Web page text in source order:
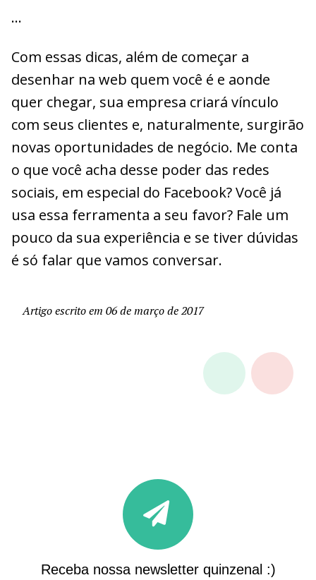
…
Com essas dicas, além de começar a
desenhar na web quem você é e aonde
quer chegar, sua empresa criará vínculo
com seus clientes e, naturalmente, surgirão
novas oportunidades de negócio. Me conta
o que você acha desse poder das redes
sociais, em especial do Facebook? Você já
usa essa ferramenta a seu favor? Fale um
pouco da sua experiência e se tiver dúvidas
é só falar que vamos conversar.
Artigo escrito em 06 de março de 2017
Receba nossa newsletter quinzenal :)